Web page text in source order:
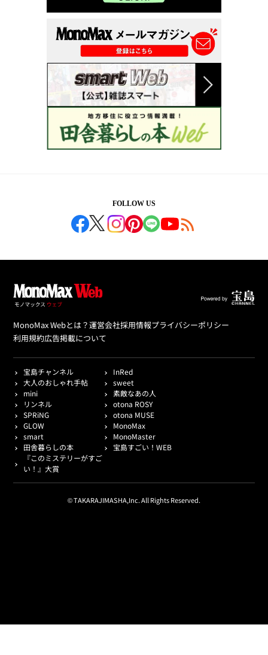
FOLLOW US
MonoMax Webとは？運営会社採用情報プライバシーポリシー
利用規約広告掲載について
宝島チャンネル
InRed
大人のおしゃれ手帖
sweet
mini
素敵なあの人
リンネル
otona ROSY
SPRiNG
otona MUSE
GLOW
MonoMax
smart
MonoMaster
田舎暮らしの本
宝島すごい！WEB
『このミステリーがすご
い！』大賞
© TAKARAJIMASHA,Inc. All Rights Reserved.